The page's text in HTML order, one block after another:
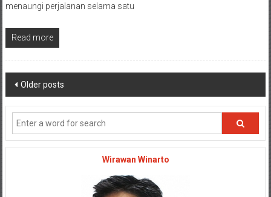
menaungi perjalanan selama satu
Read more
Posts navigation
Older posts
Wirawan Winarto